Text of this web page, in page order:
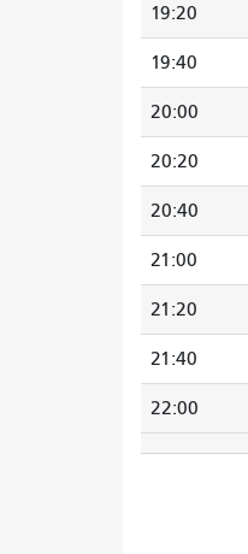
19:20
19:40
20:00
20:20
20:40
21:00
21:20
21:40
22:00